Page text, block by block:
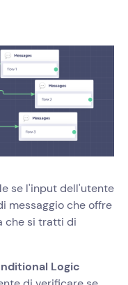
se l'input dell'utente
messaggio che offre
che si tratti di
Logic